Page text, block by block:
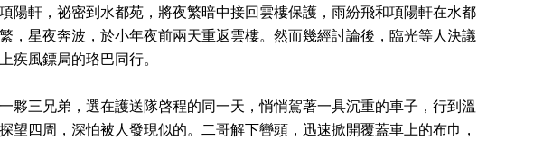
陽軒，祕密到水都苑，將夜繁暗中接回雲樓保護，雨紛飛和項陽軒在水都
，星夜奔波，於小年夜前兩天重返雲樓。然而幾經討論後，臨光等人決議
疾風鏢局的珞巴同行。
夥三兄弟，選在護送隊啓程的同一天，悄悄駕著一具沉重的車子，行到溫
四周，深怕被人發現似的。二哥解下轡頭，迅速掀開覆蓋車上的布巾，